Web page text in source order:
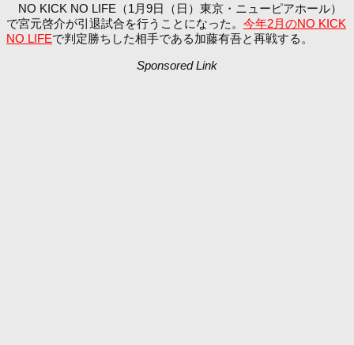
NO KICK NO LIFE（1月9日（日）東京・ニューピアホール）
で宮元啓介が引退試合を行うことになった。 今年2月のNO KICK
NO LIFEで判定勝ちした相手である加藤有吾と再戦する。
Sponsored Link